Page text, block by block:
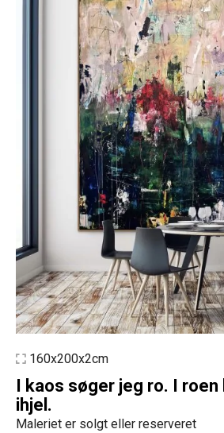
160x200x2cm
I kaos søger jeg ro. I
ihjel.
Maleriet er solgt eller reserveret